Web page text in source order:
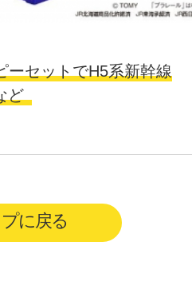
ーセットでH5系新幹線
ど
プに戻る